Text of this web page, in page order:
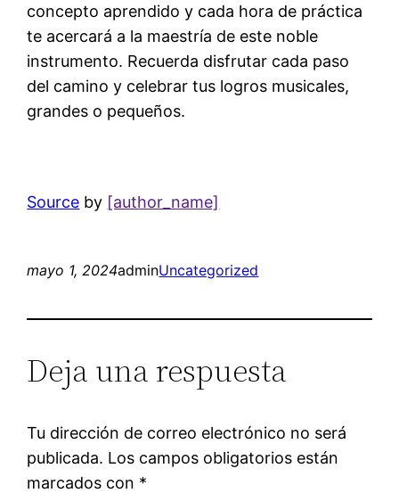
concepto aprendido y cada hora de práctica
te acercará a la maestría de este noble
instrumento. Recuerda disfrutar cada paso
del camino y celebrar tus logros musicales,
grandes o pequeños.
Source by [author_name]
mayo 1, 2024adminUncategorized
Deja una respuesta
Tu dirección de correo electrónico no será
publicada. Los campos obligatorios están
marcados con *